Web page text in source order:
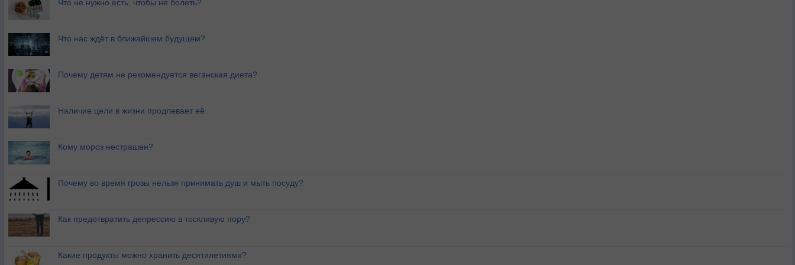
Что не нужно есть, чтобы не болеть?
Что нас ждёт в ближайшем будущем?
Почему детям не рекомендуется веганская диета?
Наличие цели в жизни продлевает её
Кому мороз нестрашен?
Почему во время грозы нельзя принимать душ и мыть посуду?
Как предотвратить депрессию в тоскливую пору?
Какие продукты можно хранить десятилетиями?